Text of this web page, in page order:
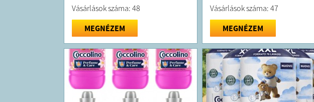
Vásárlások száma: 48
MEGNÉZEM
Vásárlások száma: 47
MEGNÉZEM